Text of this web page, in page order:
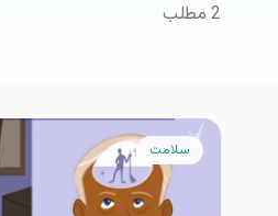
2 مطلب
سلامت